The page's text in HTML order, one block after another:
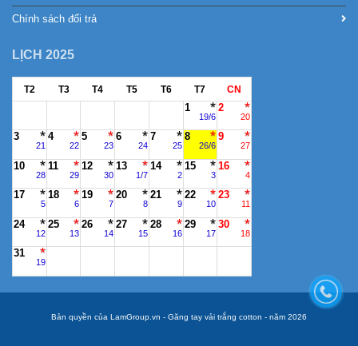
Chính sách đổi trả
LỊCH 2025
T2 T3 T4 T5 T6 T7 CN
1
19/6
2
20
3
21
4
22
5
23
6
24
7
25
8
26/6
9
27
10
28
11
29
12
30
13
1/7
14
2
15
3
16
4
17
5
18
6
19
7
20
8
21
9
22
10
23
11
24
12
25
13
26
14
27
15
28
16
29
17
30
18
31
19
Bản quyền của LamGroup.vn - Găng tay vải trắng cotton - năm 2026